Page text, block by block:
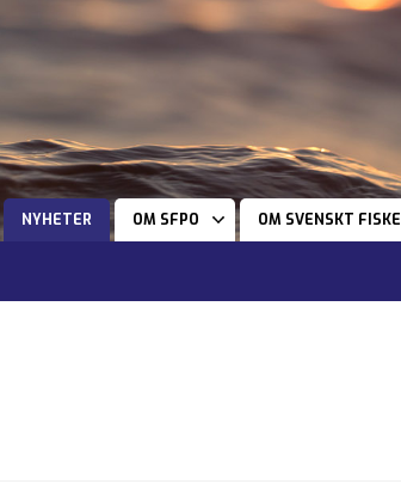
NYHETER OM SFPO OM SVENSKT FISKE